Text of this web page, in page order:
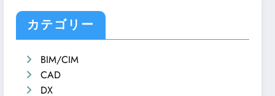
カテゴリー
BIM/CIM
CAD
DX